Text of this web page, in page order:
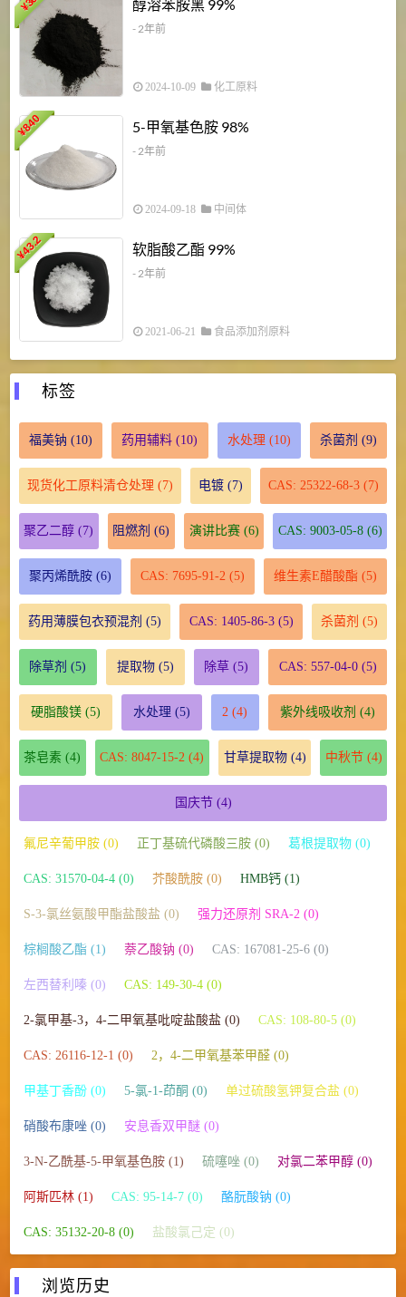
¥ 醇溶苯胺黑 99%
- 2年前
2024-10-09 化工原料
¥
840 5-甲氧基色胺 98%
- 2年前
2024-09-18 中间体
¥
43.2 软脂酸乙酯 99%
- 2年前
2021-06-21 食品添加剂原料
标签
福美钠 (10) 药用辅料 (10) 水处理 (10) 杀菌剂 (9)
现货化工原料清仓处理 (7) 电镀 (7) CAS: 25322-68-3 (7)
聚乙二醇 (7) 阻燃剂 (6) 演讲比赛(6) CAS: 9003-05-8(6)
聚丙烯酰胺(6) CAS: 7695-91-2 (5) 维生素E醋酸酯 (5)
药用薄膜包衣预混剂 (5) CAS: 1405-86-3(5) 杀菌剂 (5)
除草剂 (5) 提取物(5) 除草 (5) CAS: 557-04-0(5)
硬脂酸镁(5) 水处理 (5) 2 (4) 紫外线吸收剂 (4)
茶皂素 (4) CAS: 8047-15-2 (4) 甘草提取物(4) 中秋节(4)
国庆节(4)
氟尼辛葡甲胺 (0) 正丁基硫代磷酸三胺 (0) 葛根提取物 (0)
CAS: 31570-04-4 (0) 芥酸酰胺 (0) HMB钙 (1)
S-3-氯丝氨酸甲酯盐酸盐 (0) 强力还原剂 SRA-2 (0)
棕榈酸乙酯 (1) 萘乙酸钠 (0) CAS: 167081-25-6 (0)
左西替利嗪 (0) CAS: 149-30-4 (0)
2-氯甲基-3，4-二甲氧基吡啶盐酸盐 (0) CAS: 108-80-5 (0)
CAS: 26116-12-1 (0) 2，4-二甲氧基苯甲醛 (0)
甲基丁香酚 (0) 5-氯-1-茚酮 (0) 单过硫酸氢钾复合盐 (0)
硝酸布康唑 (0) 安息香双甲醚 (0)
3-N-乙酰基-5-甲氧基色胺 (1) 硫噻唑 (0) 对氯二苯甲醇 (0)
阿斯匹林 (1) CAS: 95-14-7 (0) 酪朊酸钠 (0)
CAS: 35132-20-8 (0) 盐酸氯己定 (0)
浏览历史